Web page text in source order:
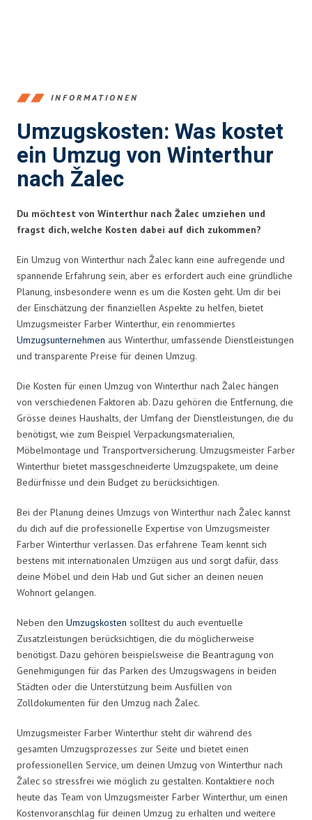
INFORMATIONEN
Umzugskosten: Was kostet
ein Umzug von Winterthur
nach Žalec
Du möchtest von Winterthur nach Žalec umziehen und
fragst dich, welche Kosten dabei auf dich zukommen?
Ein Umzug von Winterthur nach Žalec kann eine aufregende und
spannende Erfahrung sein, aber es erfordert auch eine gründliche
Planung, insbesondere wenn es um die Kosten geht. Um dir bei
der Einschätzung der finanziellen Aspekte zu helfen, bietet
Umzugsmeister Farber Winterthur, ein renommiertes
Umzugsunternehmen aus Winterthur, umfassende Dienstleistungen
und transparente Preise für deinen Umzug.
Die Kosten für einen Umzug von Winterthur nach Žalec hängen
von verschiedenen Faktoren ab. Dazu gehören die Entfernung, die
Grösse deines Haushalts, der Umfang der Dienstleistungen, die du
benötigst, wie zum Beispiel Verpackungsmaterialien,
Möbelmontage und Transportversicherung. Umzugsmeister Farber
Winterthur bietet massgeschneiderte Umzugspakete, um deine
Bedürfnisse und dein Budget zu berücksichtigen.
Bei der Planung deines Umzugs von Winterthur nach Žalec kannst
du dich auf die professionelle Expertise von Umzugsmeister
Farber Winterthur verlassen. Das erfahrene Team kennt sich
bestens mit internationalen Umzügen aus und sorgt dafür, dass
deine Möbel und dein Hab und Gut sicher an deinen neuen
Wohnort gelangen.
Neben den Umzugskosten solltest du auch eventuelle
Zusatzleistungen berücksichtigen, die du möglicherweise
benötigst. Dazu gehören beispielsweise die Beantragung von
Genehmigungen für das Parken des Umzugswagens in beiden
Städten oder die Unterstützung beim Ausfüllen von
Zolldokumenten für den Umzug nach Žalec.
Umzugsmeister Farber Winterthur steht dir während des
gesamten Umzugsprozesses zur Seite und bietet einen
professionellen Service, um deinen Umzug von Winterthur nach
Žalec so stressfrei wie möglich zu gestalten. Kontaktiere noch
heute das Team von Umzugsmeister Farber Winterthur, um einen
Kostenvoranschlag für deinen Umzug zu erhalten und weitere